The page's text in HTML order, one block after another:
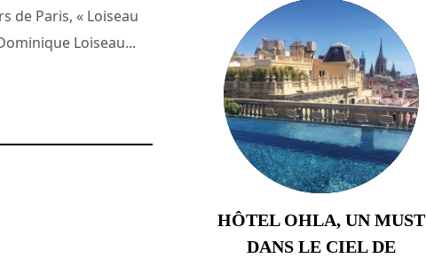
de Paris, « Loiseau
Loiseau...
HÔTEL OHLA, UN MUST
DANS LE CIEL DE